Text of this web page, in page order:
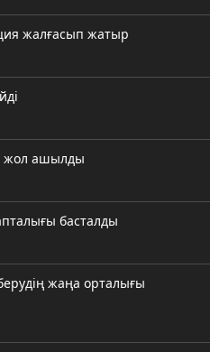
жалғасып жатыр
жол ашылды
басталды
жаңа орталығы